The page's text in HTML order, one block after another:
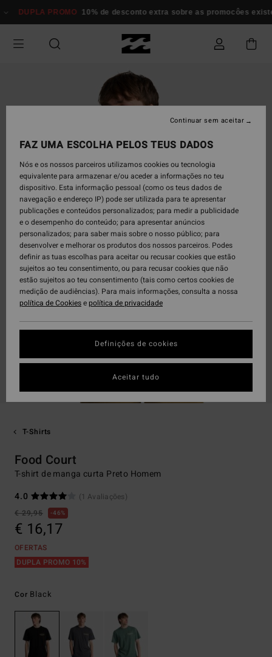
para
informação
DUPLA PROMO 10% de desconto extra sobre as promocôes
T-Shirts
Food Court
T-shirt de manga curta Preto Homem
4.0
(1 Avaliações)
€ 29,95
46%
€ 16,17
OFERTAS
DUPLA PROMO 10%
Cor Black
FAZ UMA ESCOLHA PELOS TEUS DADOS
Nós e os nossos parceiros utilizamos cookies ou tecnologia
equivalente para armazenar e/ou aceder a informações no teu
dispositivo. Esta informação pessoal (como os teus dados de
navegação e endereço IP) pode ser utilizada para te apresentar
publicações e conteúdos personalizados; para medir a publicidade
e o desempenho do conteúdo; para apresentar anúncios
personalizados; para saber mais sobre o nosso público; para
desenvolver e melhorar os produtos dos nossos parceiros. Podes
definir as tuas escolhas para aceitar ou recusar cookies que estão
sujeitos ao teu consentimento, ou para recusar cookies que não
estão sujeitos ao teu consentimento (tais como certos cookies de
medição de audiências). Para mais informações, consulta a nossa
política de Cookiesepolítica de privacidade
Definições de cookies
Continuar sem aceitar
Aceitar tudo